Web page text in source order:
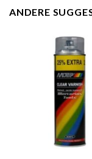
ANDERE